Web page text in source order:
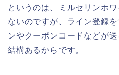
というのは、ミルセリンホ
ないのですが、ライン登録
ンやクーポンコードなどが
結構あるからです。